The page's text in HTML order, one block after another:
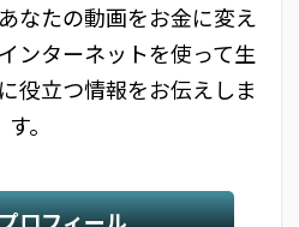
なたの動画をお金に変え
ンターネットを使って生
役立つ情報をお伝えしま
す。